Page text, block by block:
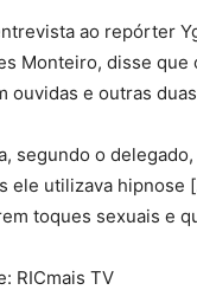
ao repórter
Monteiro, disse que
ouvidas e outras
segundo o
ele utilizava hipnose
toques sexuais e
RICmais TV